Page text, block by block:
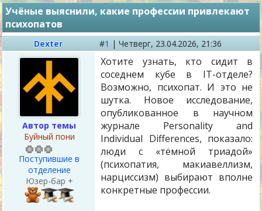
Учёные выяснили, какие профессии привлекают
психопатов
Dexter #1 | Четверг, 23.04.2026, 21:36
Автор темы
Буйный пони
Поступившие в
отделение
Юзер-бар +
Хотите узнать, кто сидит в
соседнем кубе в IT-отделе?
Возможно, психопат. И это не
шутка. Новое исследование,
опубликованное в научном
журнале Personality and
Individual Differences, показало:
люди с «тёмной триадой»
(психопатия, макиавеллизм,
нарциссизм) выбирают вполне
конкретные профессии.